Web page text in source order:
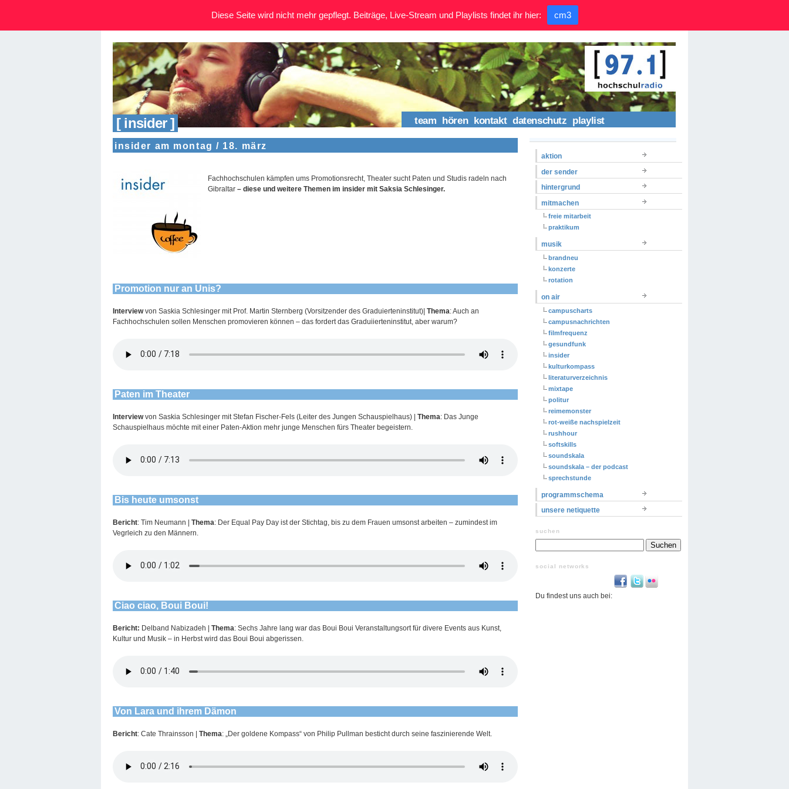
[ insider ] team hören kontakt datenschutz playlist
insider am montag / 18. märz
Fachhochschulen kämpfen ums Promotionsrecht, Theater sucht Paten und Studis radeln nach
Gibraltar – diese und weitere Themen im insider mit Saksia Schlesinger.
Promotion nur an Unis?
Interviewvon Saskia Schlesinger mit Prof. Martin Sternberg (Vorsitzender des Graduierteninstitut)| Thema: Auch an
Fachhochschulen sollen Menschen promovieren können – das fordert das Graduiierteninstitut, aber warum?
Paten im Theater
Interviewvon Saskia Schlesinger mit Stefan Fischer-Fels (Leiter des Jungen Schauspielhaus) | Thema: Das Junge
Schauspielhaus möchte mit einer Paten-Aktion mehr junge Menschen fürs Theater begeistern.
Bis heute umsonst
Bericht: Tim Neumann | Thema: Der Equal Pay Day ist der Stichtag, bis zu dem Frauen umsonst arbeiten – zumindest im
Vegrleich zu den Männern.
Ciao ciao, Boui Boui!
Bericht: Delband Nabizadeh | Thema: Sechs Jahre lang war das Boui Boui Veranstaltungsort für divere Events aus Kunst,
Kultur und Musik – in Herbst wird das Boui Boui abgerissen.
Von Lara und ihrem Dämon
Bericht: Cate Thrainsson | Thema: „Der goldene Kompass“ von Philip Pullman besticht durch seine faszinierende Welt.
aktion
der sender
hintergrund
mitmachen
freie mitarbeit
praktikum
musik
brandneu
konzerte
rotation
on air
campuscharts
campusnachrichten
filmfrequenz
gesundfunk
insider
kulturkompass
literaturverzeichnis
mixtape
politur
reimemonster
rot-weiße nachspielzeit
rushhour
softskills
soundskala
soundskala – der podcast
sprechstunde
programmschema
unsere netiquette
suchen
social networks
Du findest uns auch bei:
Diese Seite wird nicht mehr gepflegt. Beiträge, Live-Stream und Playlists findet ihr hier: cm3